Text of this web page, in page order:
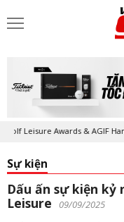
Conference 2026"
Sự kiện
Dấu ấn sự kiện kỷ
Leisure
09/09/2025